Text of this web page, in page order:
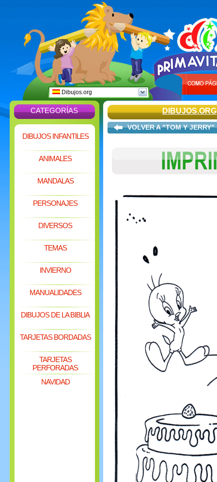
Dibujos.org
CATEGORÍAS
DIBUJOS INFANTILES
ANIMALES
MANDALAS
PERSONAJES
DIVERSOS
TEMAS
INVIERNO
MANUALIDADES
DIBUJOS DE LA BIBLIA
TARJETAS BORDADAS
TARJETAS
PERFORADAS
NAVIDAD
DIBUJOS.ORG
VOLVER A "TOM Y JERRY"